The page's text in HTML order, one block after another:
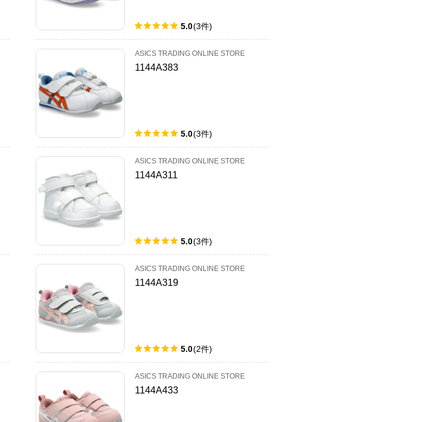
5.0(3件)
ASICS TRADING ONLINE STORE
1144A383
5.0(3件)
ASICS TRADING ONLINE STORE
1144A311
5.0(3件)
ASICS TRADING ONLINE STORE
1144A319
5.0(2件)
ASICS TRADING ONLINE STORE
1144A433